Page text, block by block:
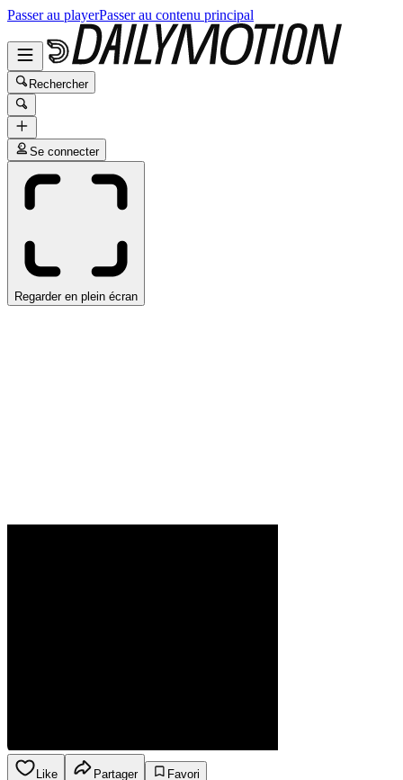
Passer au playerPasser au contenu principal
Rechercher
Se connecter
Regarder en plein écran
Like Partager
Favori